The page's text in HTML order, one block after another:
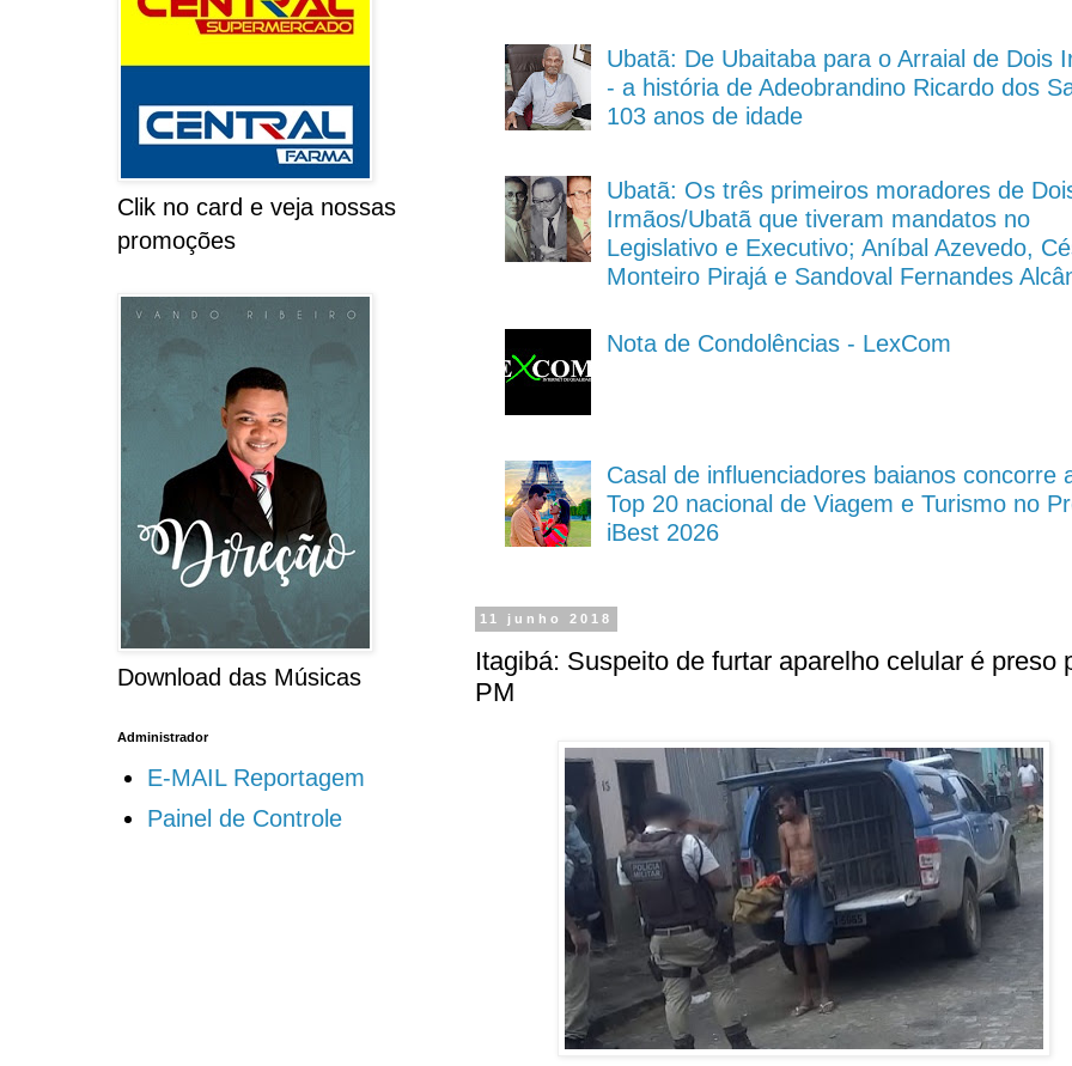
Ubatã: De Ubaitaba para o Arraial de Dois
- a história de Adeobrandino Ricardo dos
103 anos de idade
Ubatã: Os três primeiros moradores de
Irmãos/Ubatã que tiveram mandatos no
Legislativo e Executivo; Aníbal Azevedo,
Monteiro Pirajá e Sandoval Fernandes
Nota de Condolências - LexCom
Casal de influenciadores baianos concorre
Top 20 nacional de Viagem e Turismo no
iBest 2026
11 junho 2018
Itagibá: Suspeito de furtar aparelho celular é preso
PM
Clik no card e veja nossas
promoções
Download das Músicas
Administrador
E-MAIL Reportagem
Painel de Controle